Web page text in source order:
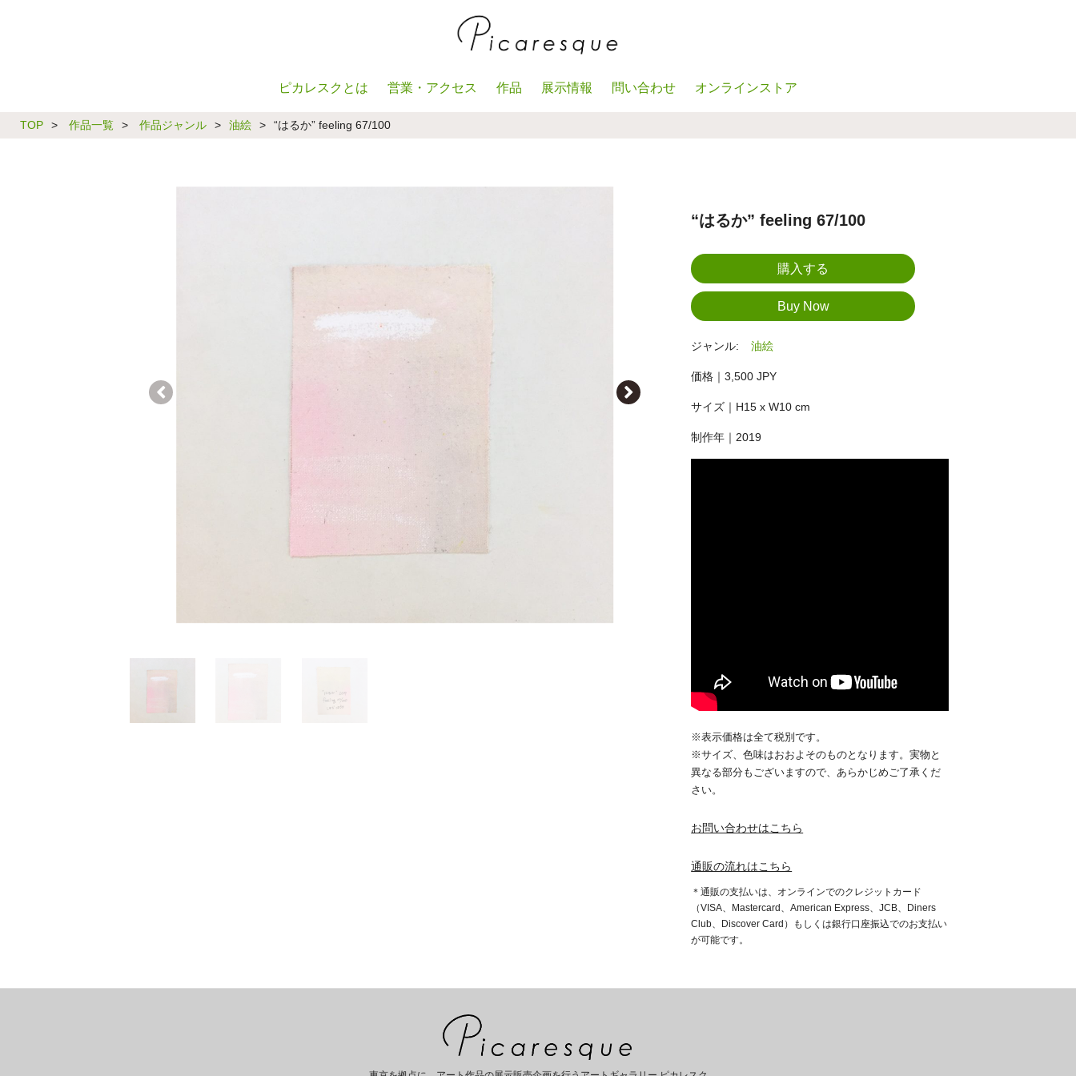
ピカレスクとは 営業・アクセス 作品 展示情報 問い合わせ オンラインストア
TOP > 作品一覧 > 作品ジャンル > 油絵 > “はるか” feeling 67/100
“はるか” feeling 67/100
ジャンル: 油絵
価格｜3,500 JPY
サイズ｜H15 x W10 cm
制作年｜2019
※表示価格は全て税別です。
※サイズ、色味はおおよそのものとなります。実物と
異なる部分もございますので、あらかじめご了承くだ
さい。
お問い合わせはこちら
通販の流れはこちら
＊通販の支払いは、オンラインでのクレジットカード
（VISA、Mastercard、American Express、JCB、Diners
Club、Discover Card）もしくは銀行口座振込でのお支払い
が可能です。